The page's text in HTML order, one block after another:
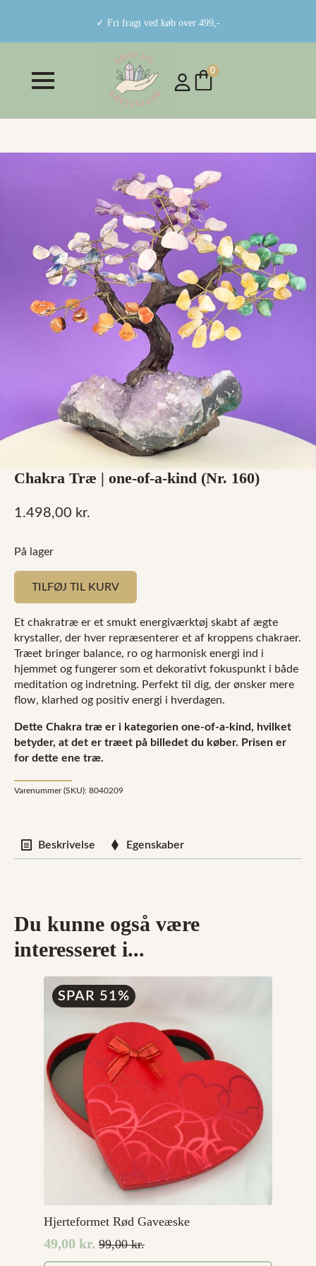
✓ Fri fragt ved køb over 499,-
0
Chakra Træ | one-of-a-kind (Nr. 160)
1.498,00 kr.
På lager
TILFØJ TIL KURV
Et chakratræ er et smukt energiværktøj skabt af ægte
krystaller, der hver repræsenterer et af kroppens chakraer.
Træet bringer balance, ro og harmonisk energi ind i
hjemmet og fungerer som et dekorativt fokuspunkt i både
meditation og indretning. Perfekt til dig, der ønsker mere
flow, klarhed og positiv energi i hverdagen.
Dette Chakra træ er i kategorien one-of-a-kind, hvilket
betyder, at det er træet på billedet du køber. Prisen er
for dette ene træ.
Varenummer (SKU): 8040209
Beskrivelse Egenskaber
Du kunne også være
interesseret i...
SPAR 51%
Hjerteformet Rød Gaveæske
99,00kr.
Den
49,00 kr.
Den